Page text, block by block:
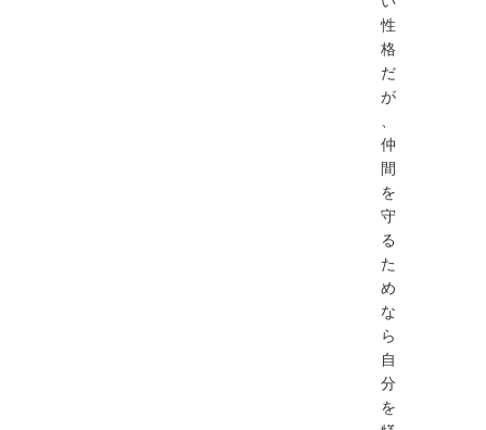
性
格
だ
が
仲
間
を
守
る
た
め
な
ら
自
分
を